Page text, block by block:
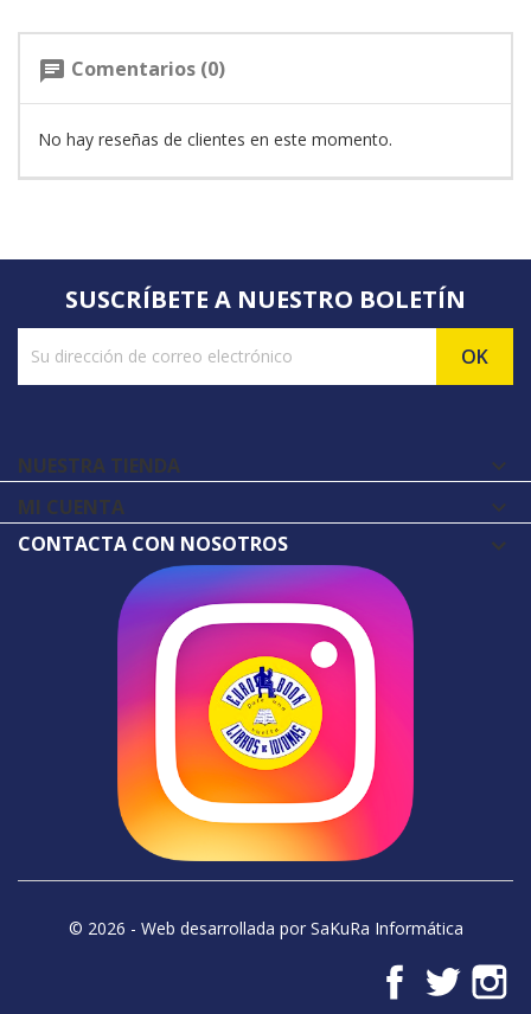
chat Comentarios (0)
No hay reseñas de clientes en este momento.
SUSCRÍBETE A NUESTRO BOLETÍN
NUESTRA TIENDA 
MI CUENTA 
CONTACTA CON NOSOTROS
© 2026 - Web desarrollada por SaKuRa Informática